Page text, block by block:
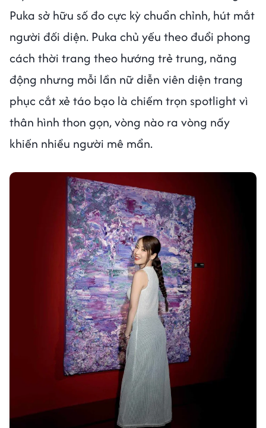
Puka sở hữu số đo cực kỳ chuẩn chỉnh, hút mắt
người đối diện. Puka chủ yếu theo đuổi phong
cách thời trang theo hướng trẻ trung, năng
động nhưng mỗi lần nữ diễn viên diện trang
phục cắt xẻ táo bạo là chiếm trọn spotlight vì
thân hình thon gọn, vòng nào ra vòng nấy
khiến nhiều người mê mẩn.